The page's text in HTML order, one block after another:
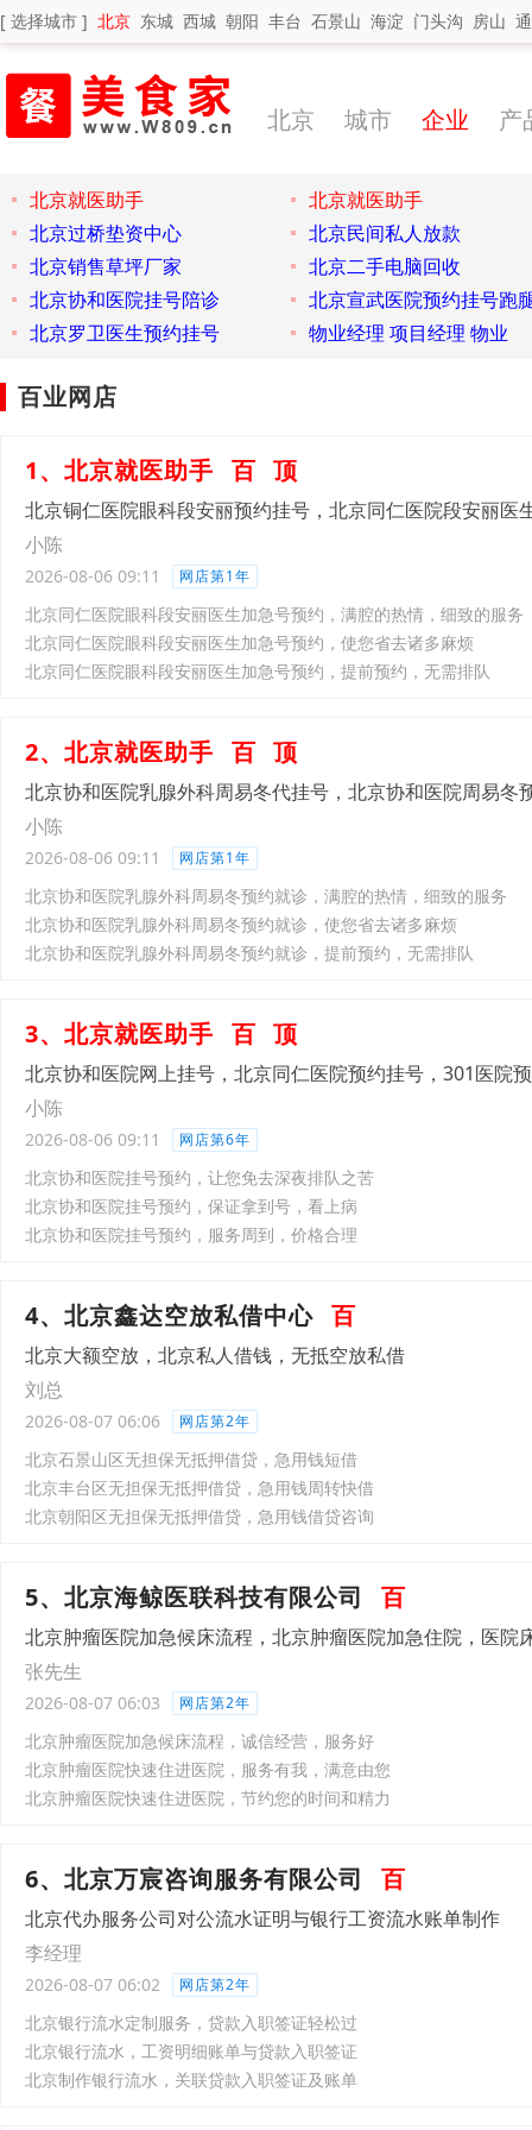
[ 选择城市 ] 北京 东城 西城 朝阳 丰台 石景山 海淀 门头沟 房山
北京 城市 企业 产
北京就医助手
北京就医助手
北京过桥垫资中心
北京民间私人放款
北京销售草坪厂家
北京二手电脑回收
北京协和医院挂号陪诊
北京宣武医院预约挂号跑
北京罗卫医生预约挂号
物业经理 项目经理 物业
百业网店
1、北京就医助手 百 顶
北京铜仁医院眼科段安丽预约挂号，北京同仁医院段安丽医
小陈
2026-08-06 09:11 网店第1年
北京同仁医院眼科段安丽医生加急号预约，满腔的热情，细致的服务
北京同仁医院眼科段安丽医生加急号预约，使您省去诸多麻烦
北京同仁医院眼科段安丽医生加急号预约，提前预约，无需排队
2、北京就医助手 百 顶
北京协和医院乳腺外科周易冬代挂号，北京协和医院周易冬
小陈
2026-08-06 09:11 网店第1年
北京协和医院乳腺外科周易冬预约就诊，满腔的热情，细致的服务
北京协和医院乳腺外科周易冬预约就诊，使您省去诸多麻烦
北京协和医院乳腺外科周易冬预约就诊，提前预约，无需排队
3、北京就医助手 百 顶
北京协和医院网上挂号，北京同仁医院预约挂号，301医院
小陈
2026-08-06 09:11 网店第6年
北京协和医院挂号预约，让您免去深夜排队之苦
北京协和医院挂号预约，保证拿到号，看上病
北京协和医院挂号预约，服务周到，价格合理
4、北京鑫达空放私借中心 百
北京大额空放，北京私人借钱，无抵空放私借
刘总
2026-08-07 06:06 网店第2年
北京石景山区无担保无抵押借贷，急用钱短借
北京丰台区无担保无抵押借贷，急用钱周转快借
北京朝阳区无担保无抵押借贷，急用钱借贷咨询
5、北京海鲸医联科技有限公司 百
北京肿瘤医院加急候床流程，北京肿瘤医院加急住院，医院
张先生
2026-08-07 06:03 网店第2年
北京肿瘤医院加急候床流程，诚信经营，服务好
北京肿瘤医院快速住进医院，服务有我，满意由您
北京肿瘤医院快速住进医院，节约您的时间和精力
6、北京万宸咨询服务有限公司 百
北京代办服务公司对公流水证明与银行工资流水账单制作
李经理
2026-08-07 06:02 网店第2年
北京银行流水定制服务，贷款入职签证轻松过
北京银行流水，工资明细账单与贷款入职签证
北京制作银行流水，关联贷款入职签证及账单